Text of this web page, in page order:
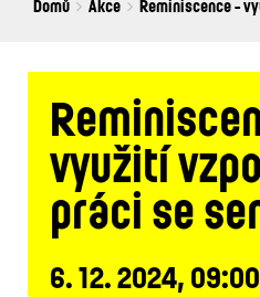
Breadcrumbs
You
Domů Akce Reminiscence -
využití
práci se
6. 12. 2024,